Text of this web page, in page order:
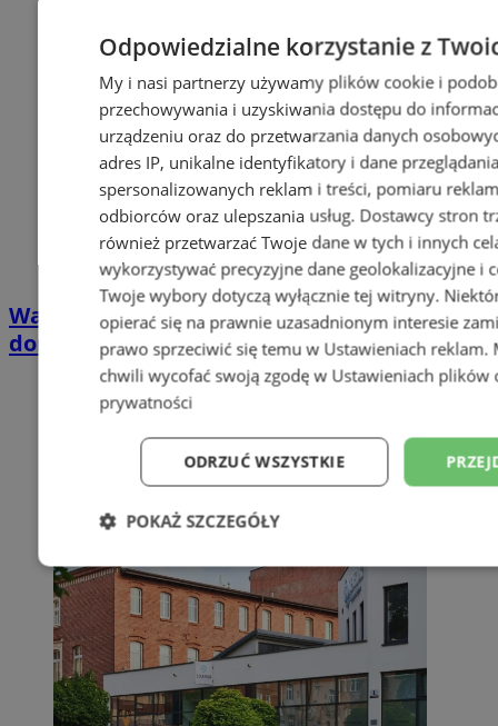
Wakacyjny wypoczynek nad Bałtykiem w
domkach Szmaragdowe Morze
Odpowiedzialne korzystanie z
My i nasi partnerzy używamy plików cookie i
przechowywania i uzyskiwania dostępu do
urządzeniu oraz do przetwarzania danych
adres IP, unikalne identyfikatory i dane
spersonalizowanych reklam i treści, pomiaru
odbiorców oraz ulepszania usług. Dostawcy stron
również przetwarzać Twoje dane w tych i innych
wykorzystywać precyzyjne dane geolokalizacyjne i
Twoje wybory dotyczą wyłącznie tej witryny.
opierać się na prawnie uzasadnionym interesie
prawo sprzeciwić się temu w Ustawieniach reklam.
chwili wycofać swoją zgodę w Ustawieniach plików
prywatności
ODRZUĆ WSZYSTKIE
POKAŻ SZCZEGÓŁY
Niezbędne Wydajność
Niesklasyfikowane